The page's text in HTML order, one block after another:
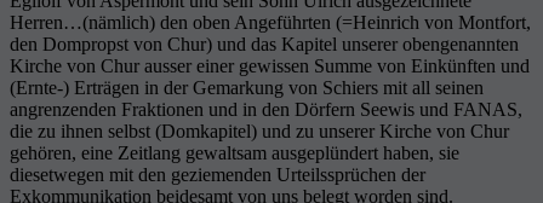
Herren…(nämlich) den oben Angeführten (=Heinrich von Montfort,
den Dompropst von Chur) und das Kapitel unserer obengenannten
Kirche von Chur ausser einer gewissen Summe von Einkünften und
(Ernte-) Erträgen in der Gemarkung von Schiers mit all seinen
angrenzenden Fraktionen und in den Dörfern Seewis und FANAS,
die zu ihnen selbst (Domkapitel) und zu unserer Kirche von Chur
gehören, eine Zeitlang gewaltsam ausgeplündert haben, sie
diesetwegen mit den geziemenden Urteilssprüchen der
Exkommunikation beidesamt von uns belegt worden sind.